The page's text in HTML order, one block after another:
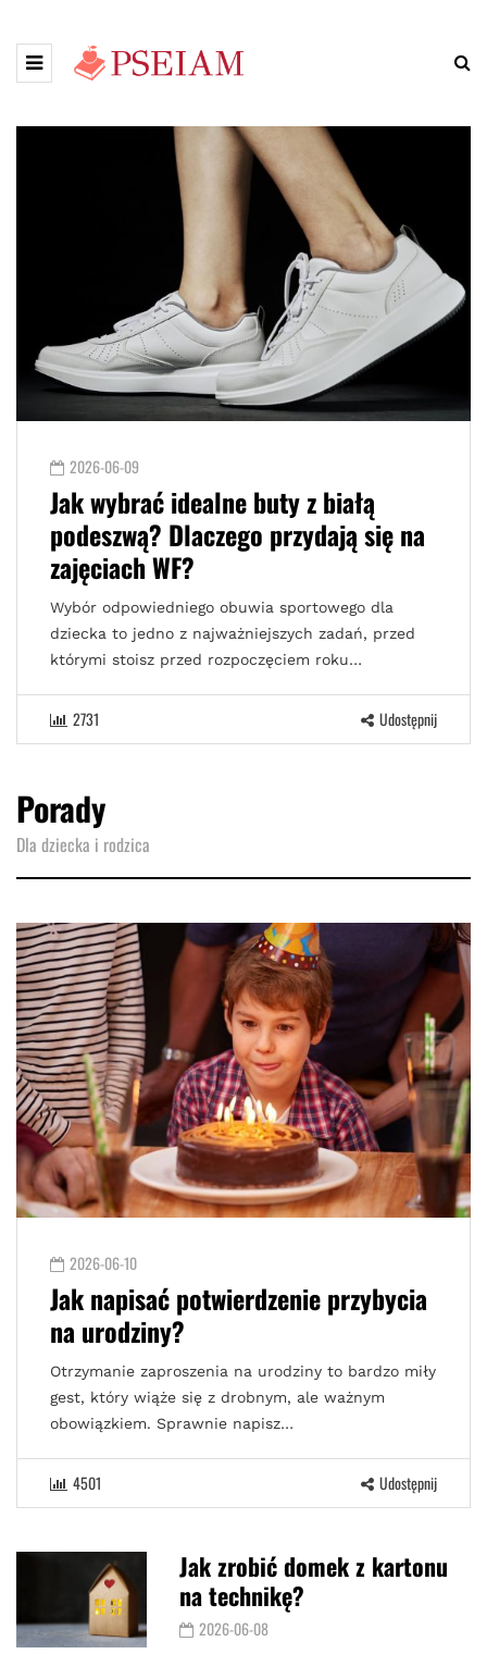
2026-06-09
Jak wybrać idealne buty z białą
podeszwą? Dlaczego przydają się na
zajęciach WF?
Wybór odpowiedniego obuwia sportowego dla
dziecka to jedno z najważniejszych zadań, przed
którymi stoisz przed rozpoczęciem roku…
2731 Udostępnij
Porady
Dla dziecka i rodzica
2026-06-10
Jak napisać potwierdzenie przybycia
na urodziny?
Otrzymanie zaproszenia na urodziny to bardzo miły
gest, który wiąże się z drobnym, ale ważnym
obowiązkiem. Sprawnie napisz…
4501 Udostępnij
Jak zrobić domek z kartonu
na technikę?
2026-06-08